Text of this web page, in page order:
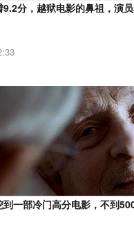
9.2分，越狱电影的鼻祖，演
到一部冷门高分电影，不到